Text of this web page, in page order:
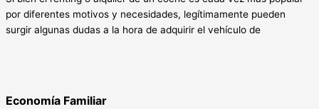
por diferentes motivos y necesidades, legítimamente pueden
surgir algunas dudas a la hora de adquirir el vehículo de
Economía Familiar